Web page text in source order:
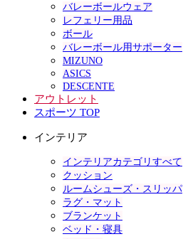
バレーボールウェア
レフェリー用品
ボール
バレーボール用サポーター
MIZUNO
ASICS
DESCENTE
アウトレット
スポーツ TOP
インテリア
インテリアカテゴリすべて
クッション
ルームシューズ・スリッパ
ラグ・マット
ブランケット
ベッド・寝具